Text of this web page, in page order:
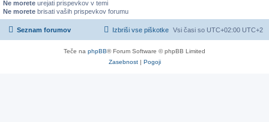
Ne morete urejati prispevkov v temi
Ne morete brisati vaših prispevkov forumu
Seznam forumov Vsi časi so UTC+02:00 UTC+2
Izbriši vse piškotke
Teče na phpBB® Forum Software © phpBB Limited
Zasebnost| Pogoji